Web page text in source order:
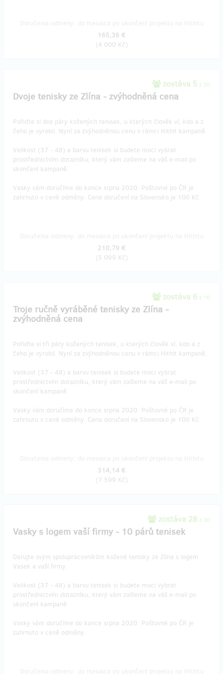
165,36 €
(4 000 Kč)
zostáva 5 z 20
Dvoje tenisky ze Zlína - zvýhodněná cena
Pořiďte si dva páry kožených tenisek, u kterých člověk ví, kdo a z
čeho je vyrobil. Nyní za zvýhodněnou cenu v rámci Hithit kampaně.
Velikost (37 - 48) a barvu tenisek si budete moci vybrat
prostřednictvím dotazníku, který vám zašleme na váš e-mail po
skončení kampaně.
Vasky vám doručíme do konce srpna 2020. Poštovné po ČR je
zahrnuto v ceně odměny. Cena doručení na Slovensko je 100 Kč.
210,79 €
(5 099 Kč)
zostáva 6 z 10
Troje ručně vyráběné tenisky ze Zlína -
zvýhodněná cena
Pořiďte si tři páry kožených tenisek, u kterých člověk ví, kdo a z
čeho je vyrobil. Nyní za zvýhodněnou cenu v rámci Hithit kampaně.
Velikost (37 - 48) a barvu tenisek si budete moci vybrat
prostřednictvím dotazníku, který vám zašleme na váš e-mail po
skončení kampaně.
Vasky vám doručíme do konce srpna 2020. Poštovné po ČR je
zahrnuto v ceně odměny. Cena doručení na Slovensko je 100 Kč.
314,14 €
(7 599 Kč)
zostáva 28 z 30
Vasky s logem vaší firmy - 10 párů tenisek
Darujte svým spolupracovníkům kožené tenisky ze Zlína s logem
Vasek a vaší firmy.
Velikost (37 - 48) a barvu tenisek si budete moci vybrat
prostřednictvím dotazníku, který vám zašleme na váš e-mail po
skončení kampaně.
Vasky vám doručíme do konce srpna 2020. Poštovné po ČR je
zahrnuto v ceně odměny.